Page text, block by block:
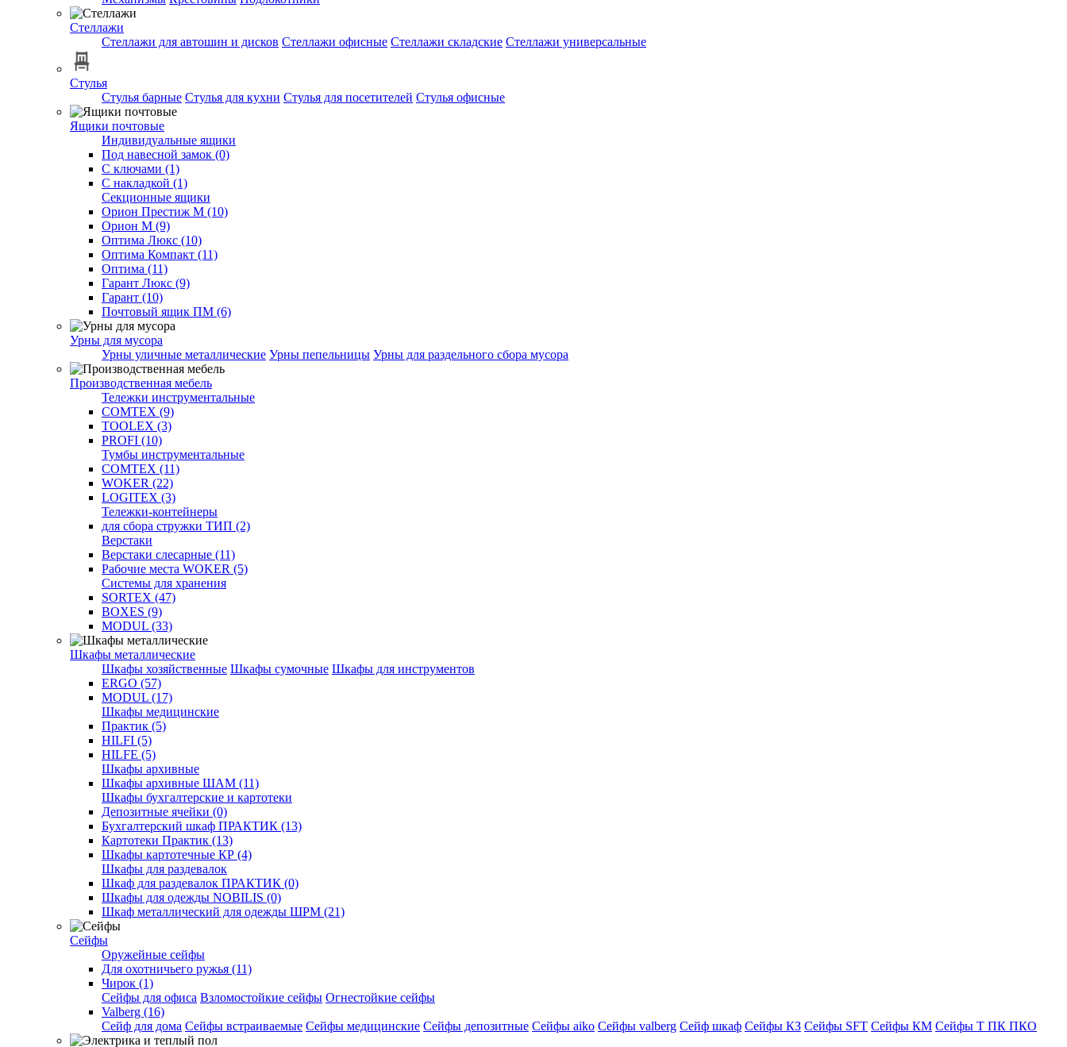
Стеллажи
Стеллажи для автошин и дисков Стеллажи офисные Стеллажи складские Стеллажи универсальные
Стулья
Стулья барные Стулья для кухни Стулья для посетителей Стулья офисные
Ящики почтовые
Индивидуальные ящики
Под навесной замок (0)
С ключами (1)
С накладкой (1)
Секционные ящики
Орион Престиж М (10)
Орион М (9)
Оптима Люкс (10)
Оптима Компакт (11)
Оптима (11)
Гарант Люкс (9)
Гарант (10)
Почтовый ящик ПМ (6)
Урны для мусора
Урны уличные металлические Урны пепельницы Урны для раздельного сбора мусора
Производственная мебель
Тележки инструментальные
COMTEX (9)
TOOLEX (3)
PROFI (10)
Тумбы инструментальные
COMTEX (11)
WOKER (22)
LOGITEX (3)
Тележки-контейнеры
для сбора стружки ТИП (2)
Верстаки
Верстаки слесарные (11)
Рабочие места WOKER (5)
Системы для хранения
SORTEX (47)
BOXES (9)
MODUL (33)
Шкафы металлические
Шкафы хозяйственные Шкафы сумочные Шкафы для инструментов
ERGO (57)
MODUL (17)
Шкафы медицинские
Практик (5)
HILFI (5)
HILFE (5)
Шкафы архивные
Шкафы архивные ШАМ (11)
Шкафы бухгалтерские и картотеки
Депозитные ячейки (0)
Бухгалтерский шкаф ПРАКТИК (13)
Картотеки Практик (13)
Шкафы картотечные КР (4)
Шкафы для раздевалок
Шкаф для раздевалок ПРАКТИК (0)
Шкафы для одежды NOBILIS (0)
Шкаф металлический для одежды ШРМ (21)
Сейфы
Оружейные сейфы
Для охотничьего ружья (11)
Чирок (1)
Сейфы для офиса Взломостойкие сейфы Огнестойкие сейфы
Valberg (16)
Cейф для дома Сейфы встраиваемые Сейфы медицинские Сейфы депозитные Сейфы aiko Сейфы valberg Сейф шкаф Сейфы КЗ Сейфы SFT Сейфы КМ Сейфы Т ПК ПКО